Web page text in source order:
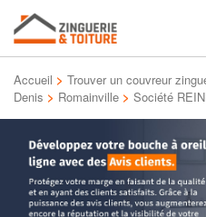
Accueil > Trouver un couvreur
Denis > Romainville > Société